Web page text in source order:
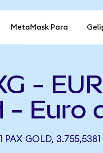
MetaMask Para
-
- Euro
PAX GOLD, 3.755,5381